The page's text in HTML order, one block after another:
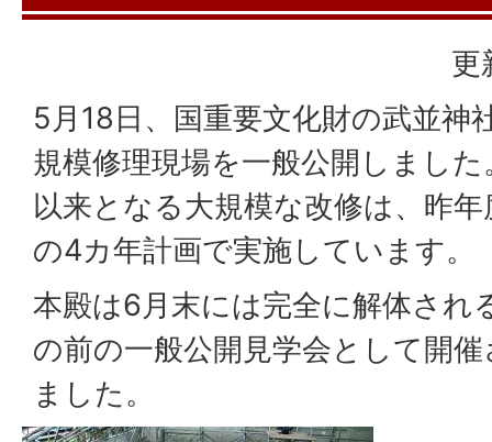
更
5月18日、国重要文化財の武並神
規模修理現場を一般公開しまし
以来となる大規模な改修は、昨
の4カ年計画で実施しています。
本殿は6月末には完全に解体され
の前の一般公開見学会として開
ました。